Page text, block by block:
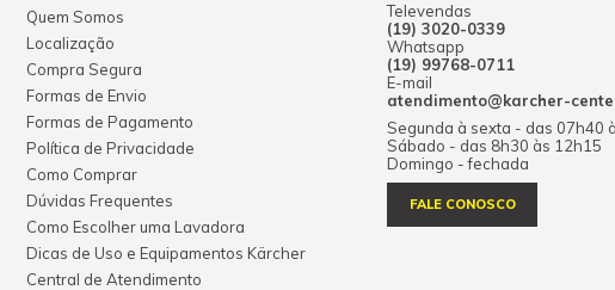
Quem Somos
Localização
Compra Segura
Formas de Envio
Formas de Pagamento
Política de Privacidade
Como Comprar
Dúvidas Frequentes
Como Escolher uma Lavadora
Dicas de Uso e Equipamentos Kärcher
Central de Atendimento
Televendas
(19) 3020-0339
Whatsapp
(19) 99768-0711
E-mail
atendimento@karcher-
Segunda à sexta - das 07h40
Sábado - das 8h30 às 12h15
Domingo - fechada
FALE CONOSCO